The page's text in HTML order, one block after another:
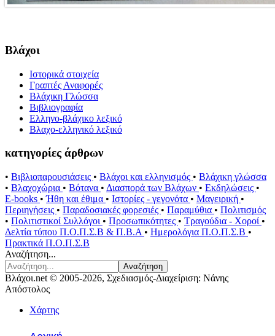
Βλάχοι
Ιστορικά στοιχεία
Γραπτές Αναφορές
Βλάχικη Γλώσσα
Βιβλιογραφία
Ελληνο-βλάχικο λεξικό
Βλαχο-ελληνικό λεξικό
κατηγορίες άρθρων
• Βιβλιοπαρουσιάσεις • Βλάχοι και ελληνισμός • Βλάχικη γλώσσα
• Βλαχοχώρια • Βότανα • Διασπορά των Βλάχων • Εκδηλώσεις •
E-books •Ήθη και έθιμα • Ιστορίες - γεγονότα • Μαγειρική •
Περιηγήσεις • Παραδοσιακές φορεσιές • Παραμύθια • Πολιτισμός
• Πολιτιστικοί Συλλόγοι • Προσωπικότητες • Τραγούδια - Χοροί •
Δελτία τύπου Π.Ο.Π.Σ.Β & Π.Β.Α • Ημερολόγια Π.Ο.Π.Σ.Β •
Πρακτικά Π.Ο.Π.Σ.Β
Αναζήτηση...
Αναζήτηση
Βλάχοι.net © 2005-2026, Σχεδιασμός-Διαχείριση: Νάνης
Απόστολος
Χάρτης